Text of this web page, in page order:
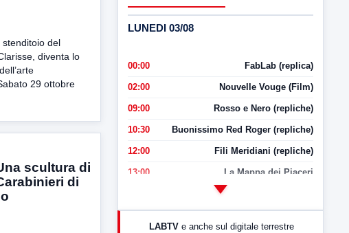
stenditoio del
diventa lo
29 ottobre
scultura di
di
LUNEDI 03/08
00:00 FabLab (replica)
02:00 Nouvelle Vouge (Film)
09:00 Rosso e Nero (repliche)
10:30 Buonissimo Red Roger (repliche)
12:00 Fili Meridiani (repliche)
13:00 La Mappa dei Piaceri
LABTV e anche sul digitale terrestre